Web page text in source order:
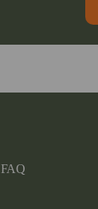
FAQ